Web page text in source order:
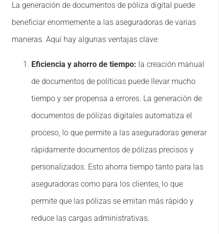
La generación de documentos de póliza digital puede
beneficiar enormemente a las aseguradoras de varias
maneras. Aquí hay algunas ventajas clave:
Eficiencia y ahorro de tiempo: la creación manual
de documentos de políticas puede llevar mucho
tiempo y ser propensa a errores. La generación de
documentos de pólizas digitales automatiza el
proceso, lo que permite a las aseguradoras generar
rápidamente documentos de pólizas precisos y
personalizados. Esto ahorra tiempo tanto para las
aseguradoras como para los clientes, lo que
permite que las pólizas se emitan más rápido y
reduce las cargas administrativas.